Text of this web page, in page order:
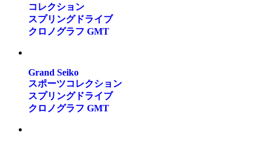
コレクション
スプリングドライブ
クロノグラフ GMT
Grand Seiko
スポーツコレクション
スプリングドライブ
クロノグラフ GMT